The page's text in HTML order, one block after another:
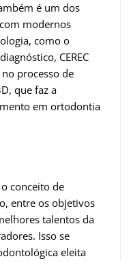
é um dos
modernos
como o
CEREC
processo de
que faz a
em ortodontia
conceito de
entre os objetivos
talentos da
Isso se
eleita